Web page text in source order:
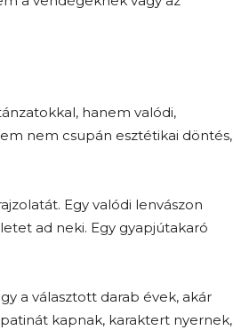
hanem valódi,
nem csupán esztétikai döntés,
Egy valódi lenvászon
ad neki. Egy gyapjútakaró
a választott darab évek, akár
kapnak, karaktert nyernek,